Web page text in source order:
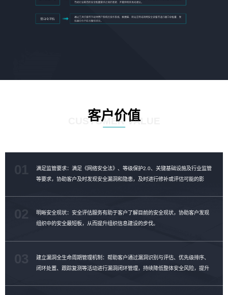
客户价值
CUSTOMER VALUE
满足监管要求：满足《网络安全法》、等级保护2.0、关键基础设施及行业监管
等要求，协助客户及时发现安全漏洞和隐患，及时进行修补或评估可能的影
明晰安全现状：安全评估服务有助于客户了解目前的安全现状，协助客户发现
组织中的安全最短板，从而提升组织信息建设的步伐。
02
建立漏洞全生命周期管理机制：帮助客户通过漏洞识别与评估、优先级排序、
闭环处置、跟踪复测等活动进行漏洞闭环管理，持续降低整体安全风险，提升